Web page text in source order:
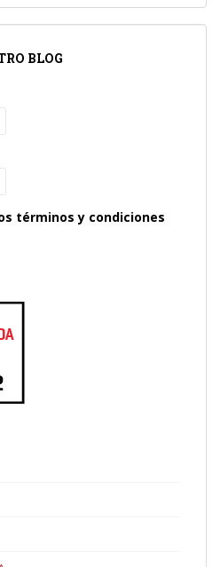
BLOG
términos y condiciones